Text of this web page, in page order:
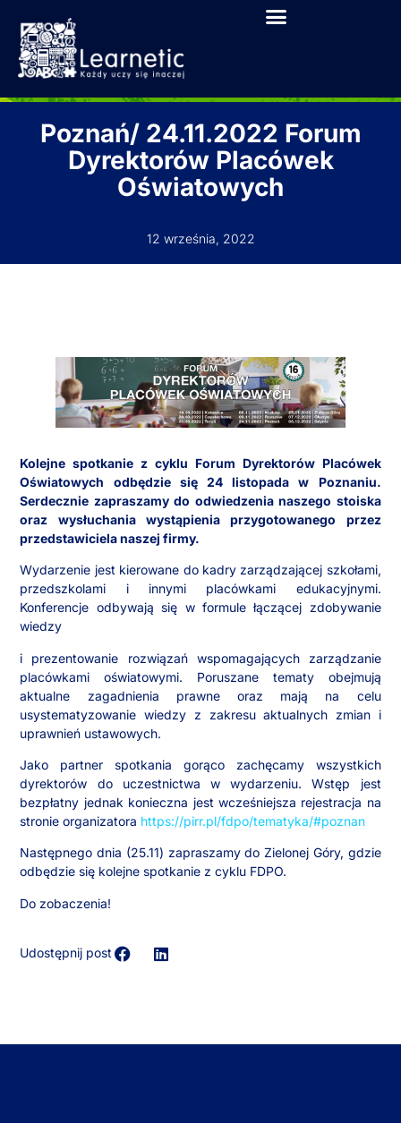
Poznań/ 24.11.2022 Forum
Dyrektorów Placówek
Oświatowych
12 września, 2022
Kolejne spotkanie z cyklu Forum Dyrektorów Placówek
Oświatowych odbędzie się 24 listopada w Poznaniu.
Serdecznie zapraszamy do odwiedzenia naszego stoiska
oraz wysłuchania wystąpienia przygotowanego przez
przedstawiciela naszej firmy.
Wydarzenie jest kierowane do kadry zarządzającej szkołami,
przedszkolami i innymi placówkami edukacyjnymi.
Konferencje odbywają się w formule łączącej zdobywanie
wiedzy
i prezentowanie rozwiązań wspomagających zarządzanie
placówkami oświatowymi. Poruszane tematy obejmują
aktualne zagadnienia prawne oraz mają na celu
usystematyzowanie wiedzy z zakresu aktualnych zmian i
uprawnień ustawowych.
Jako partner spotkania gorąco zachęcamy wszystkich
dyrektorów do uczestnictwa w wydarzeniu. Wstęp jest
bezpłatny jednak konieczna jest wcześniejsza rejestracja na
stronie organizatora https://pirr.pl/fdpo/tematyka/#poznan
Następnego dnia (25.11) zapraszamy do Zielonej Góry, gdzie
odbędzie się kolejne spotkanie z cyklu FDPO.
Do zobaczenia!
Udostępnij post